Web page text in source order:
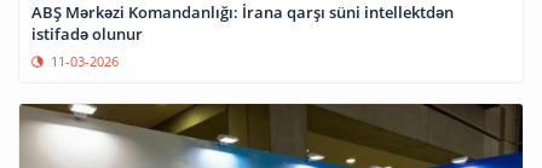
ABŞ Mərkəzi Komandanlığı: İrana qarşı süni intellektdən
istifadə olunur
11-03-2026